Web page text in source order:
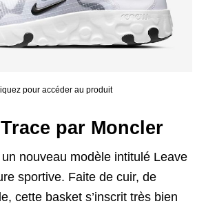
pour accéder au produit
par Moncler
nouveau modèle intitulé Leave
sportive. Faite de cuir, de
cette basket s’inscrit très bien